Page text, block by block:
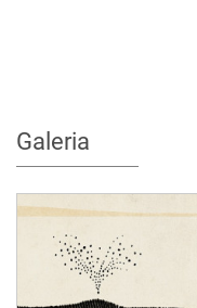
Galeria